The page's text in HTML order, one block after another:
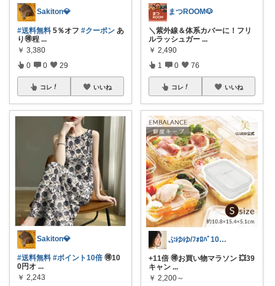
Sakiton💎
#送料無料 5％オフ #クーポン あ
り🉐程 ...
￥ 3,380
0 0 29
コレ いいね
Sakiton💎
#送料無料 #ポイント10倍 🉐10
0円オ ...
￥ 2,243
まつROOM🐶
＼紫外線＆体系カバーに！フリ
ルラッシュガー ...
￥ 2,490
1 0 76
コレ いいね
ぷゆゆ/ﾌｫﾛﾊﾞ100 ♡から経由購入
+11倍 🉐お買い物マラソン 💥39
キャン ...
￥ 2,200～